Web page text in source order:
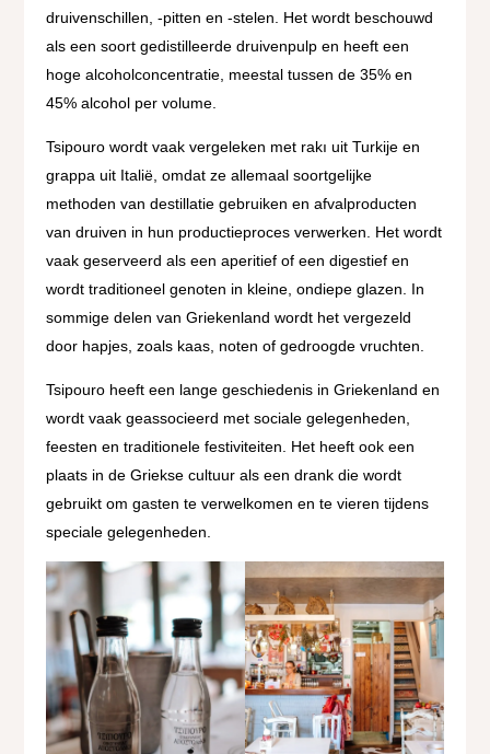
druivenschillen, -pitten en -stelen. Het wordt beschouwd
als een soort gedistilleerde druivenpulp en heeft een
hoge alcoholconcentratie, meestal tussen de 35% en
45% alcohol per volume.
Tsipouro wordt vaak vergeleken met rakı uit Turkije en
grappa uit Italië, omdat ze allemaal soortgelijke
methoden van destillatie gebruiken en afvalproducten
van druiven in hun productieproces verwerken. Het wordt
vaak geserveerd als een aperitief of een digestief en
wordt traditioneel genoten in kleine, ondiepe glazen. In
sommige delen van Griekenland wordt het vergezeld
door hapjes, zoals kaas, noten of gedroogde vruchten.
Tsipouro heeft een lange geschiedenis in Griekenland en
wordt vaak geassocieerd met sociale gelegenheden,
feesten en traditionele festiviteiten. Het heeft ook een
plaats in de Griekse cultuur als een drank die wordt
gebruikt om gasten te verwelkomen en te vieren tijdens
speciale gelegenheden.